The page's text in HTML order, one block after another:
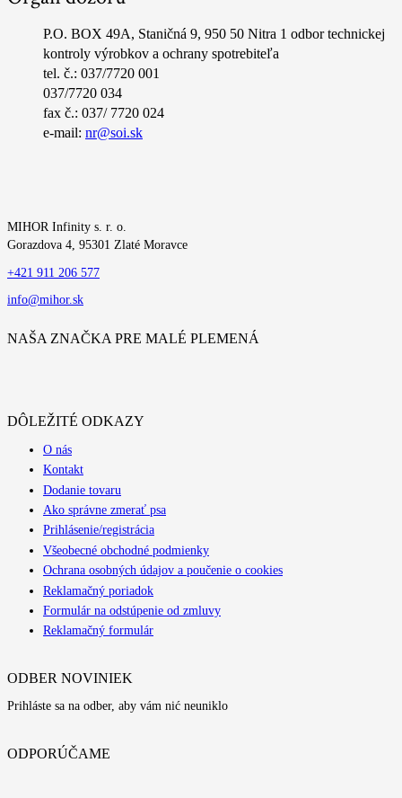
P.O. BOX 49A, Staničná 9, 950 50 Nitra 1 odbor technickej
kontroly výrobkov a ochrany spotrebiteľa
tel. č.: 037/7720 001
037/7720 034
fax č.: 037/ 7720 024
e-mail: nr@soi.sk
MIHOR Infinity s. r. o.
Gorazdova 4, 95301 Zlaté Moravce
+421 911 206 577
info@mihor.sk
NAŠA ZNAČKA PRE MALÉ PLEMENÁ
DÔLEŽITÉ ODKAZY
O nás
Kontakt
Dodanie tovaru
Ako správne zmerať psa
Prihlásenie/registrácia
Všeobecné obchodné podmienky
Ochrana osobných údajov a poučenie o cookies
Reklamačný poriadok
Formulár na odstúpenie od zmluvy
Reklamačný formulár
ODBER NOVINIEK
Prihláste sa na odber, aby vám nić neuniklo
ODPORÚČAME